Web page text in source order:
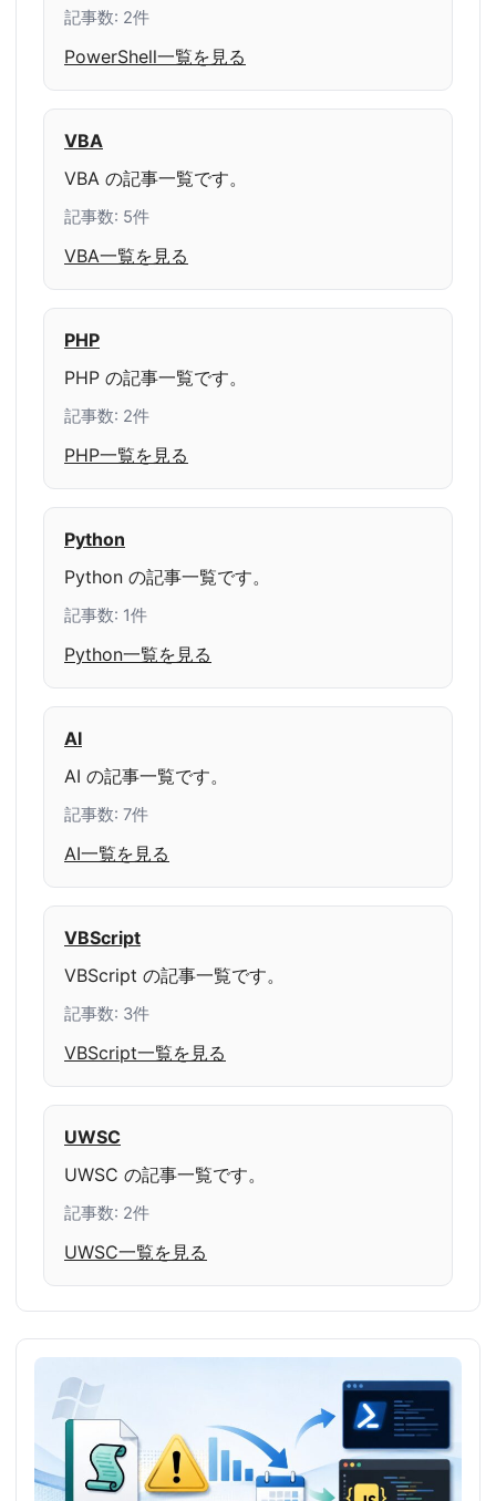
記事数: 2件
PowerShell一覧を見る
VBA
VBA の記事一覧です。
記事数: 5件
VBA一覧を見る
PHP
PHP の記事一覧です。
記事数: 2件
PHP一覧を見る
Python
Python の記事一覧です。
記事数: 1件
Python一覧を見る
AI
AI の記事一覧です。
記事数: 7件
AI一覧を見る
VBScript
VBScript の記事一覧です。
記事数: 3件
VBScript一覧を見る
UWSC
UWSC の記事一覧です。
記事数: 2件
UWSC一覧を見る